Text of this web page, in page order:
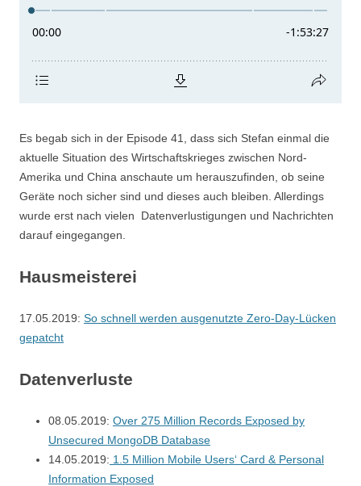
Es begab sich in der Episode 41, dass sich Stefan einmal die
aktuelle Situation des Wirtschaftskrieges zwischen Nord-
Amerika und China anschaute um herauszufinden, ob seine
Geräte noch sicher sind und dieses auch bleiben. Allerdings
wurde erst nach vielen Datenverlustigungen und Nachrichten
darauf eingegangen.
Hausmeisterei
17.05.2019: So schnell werden ausgenutzte Zero-Day-Lücken
gepatcht
Datenverluste
08.05.2019: Over 275 Million Records Exposed by
Unsecured MongoDB Database
14.05.2019: 1.5 Million Mobile Users‘ Card & Personal
Information Exposed